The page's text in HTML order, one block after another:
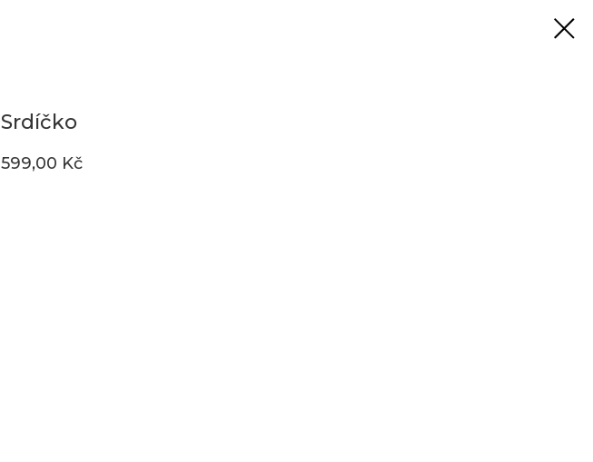
Srdíčko
599,00 Kč